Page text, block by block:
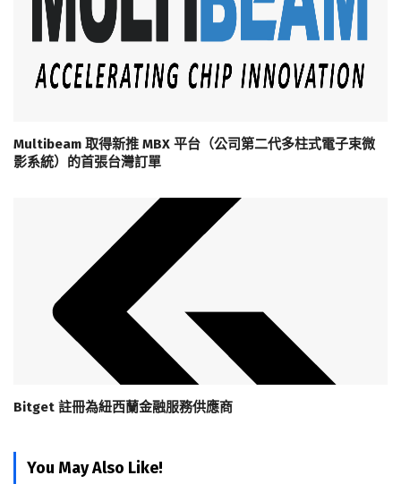
Multibeam 取得新推 MBX 平台（公司第二代多柱式電子束微
影系統）的首張台灣訂單
Bitget 註冊為紐西蘭金融服務供應商
You May Also Like!